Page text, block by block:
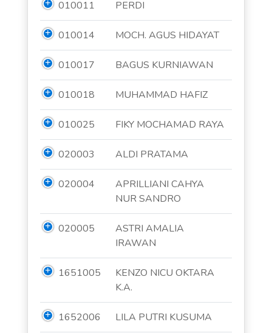
010011 PERDI
010014 MOCH. AGUS HIDAYAT
010017 BAGUS KURNIAWAN
010018 MUHAMMAD HAFIZ
010025 FIKY MOCHAMAD RAYA
020003 ALDI PRATAMA
020004
APRILLIANI CAHYA
NUR SANDRO
020005
ASTRI AMALIA
IRAWAN
1651005
KENZO NICU OKTARA
K.A.
1652006 LILA PUTRI KUSUMA